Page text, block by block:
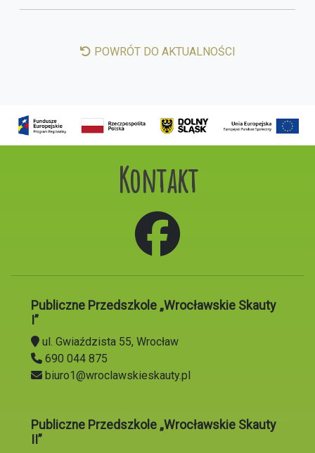
POWRÓT DO AKTUALNOŚCI
Kontakt
Publiczne Przedszkole „Wrocławskie Skauty
I”
ul. Gwiaździsta 55, Wrocław
690 044 875
biuro1@wroclawskieskauty.pl
Publiczne Przedszkole „Wrocławskie Skauty
II”